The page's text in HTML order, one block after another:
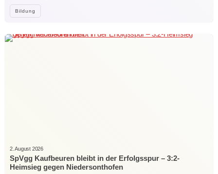
Bildung
2. August 2026
SpVgg Kaufbeuren bleibt in der Erfolgsspur – 3:2-
Heimsieg gegen Niedersonthofen